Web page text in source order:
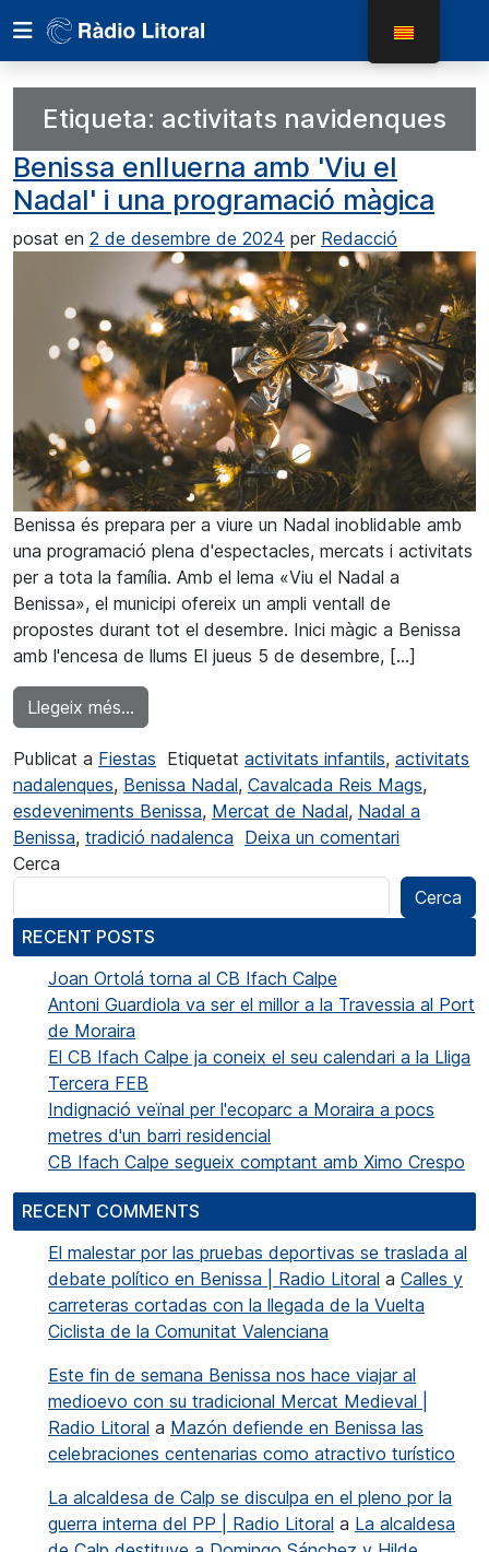
Etiqueta: activitats navidenques
Benissa enlluerna amb 'Viu el
Nadal' i una programació màgica
posat en 2 de desembre de 2024 per Redacció
Benissa és prepara per a viure un Nadal inoblidable amb
una programació plena d'espectacles, mercats i activitats
per a tota la família. Amb el lema «Viu el Nadal a
Benissa», el municipi ofereix un ampli ventall de
propostes durant tot el desembre. Inici màgic a Benissa
amb l'encesa de llums El jueus 5 de desembre, […]
Llegeix més…
Publicat a Fiestas Etiquetat activitats infantils, activitats
nadalenques, Benissa Nadal, Cavalcada Reis Mags,
esdeveniments Benissa, Mercat de Nadal, Nadal a
Benissa, tradició nadalenca Deixa un comentari
Cerca
Cerca
RECENT POSTS
Joan Ortolá torna al CB Ifach Calpe
Antoni Guardiola va ser el millor a la Travessia al Port
de Moraira
El CB Ifach Calpe ja coneix el seu calendari a la Lliga
Tercera FEB
Indignació veïnal per l'ecoparc a Moraira a pocs
metres d'un barri residencial
CB Ifach Calpe segueix comptant amb Ximo Crespo
RECENT COMMENTS
El malestar por las pruebas deportivas se traslada al
debate político en Benissa | Radio Litoral a Calles y
carreteras cortadas con la llegada de la Vuelta
Ciclista de la Comunitat Valenciana
Este fin de semana Benissa nos hace viajar al
medioevo con su tradicional Mercat Medieval |
Radio Litoral a Mazón defiende en Benissa las
celebraciones centenarias como atractivo turístico
La alcaldesa de Calp se disculpa en el pleno por la
guerra interna del PP | Radio Litoral a La alcaldesa